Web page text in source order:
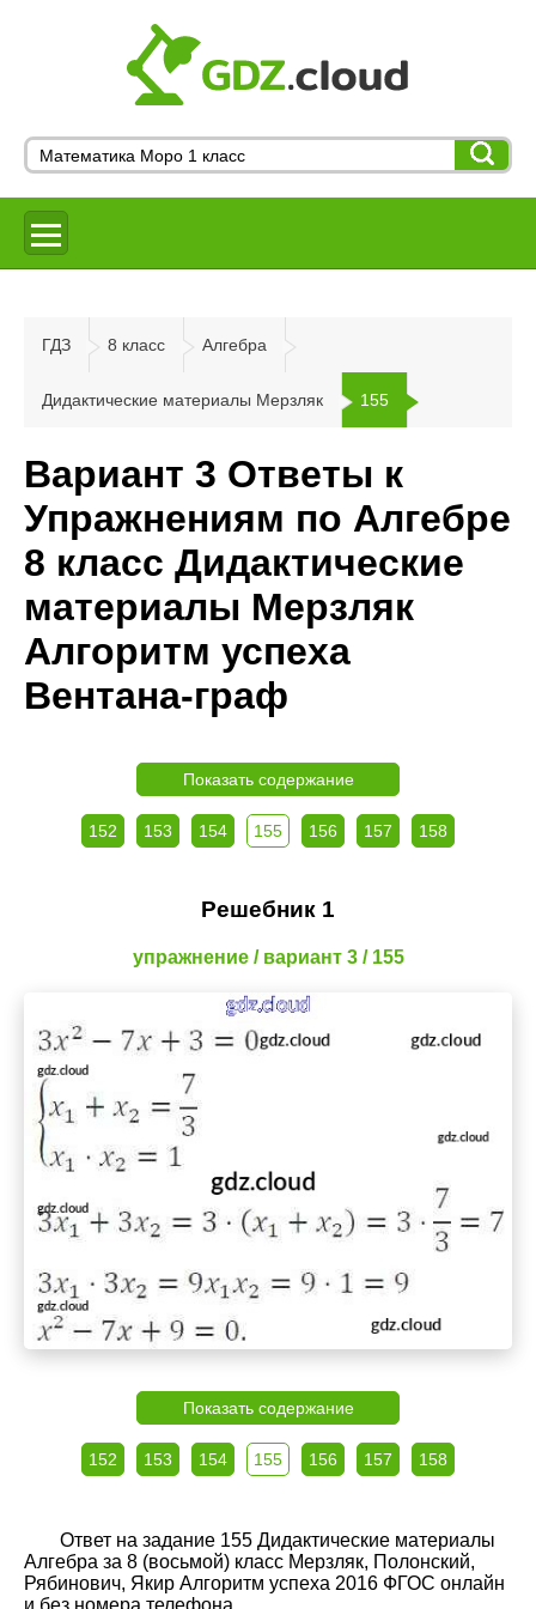
ГДЗ 8 класс Алгебра
Дидактические материалы Мерзляк 155
Вариант 3 Ответы к
Упражнениям по Алгебре
8 класс Дидактические
материалы Мерзляк
Алгоритм успеха
Вентана-граф
Показать содержание
152 153 154 155 156 157 158
Решебник 1
упражнение / вариант 3 / 155
Показать содержание
152 153 154 155 156 157 158
Ответ на задание 155 Дидактические материалы
Алгебра за 8 (восьмой) класс Мерзляк, Полонский,
Рябинович, Якир Алгоритм успеха 2016 ФГОС онлайн